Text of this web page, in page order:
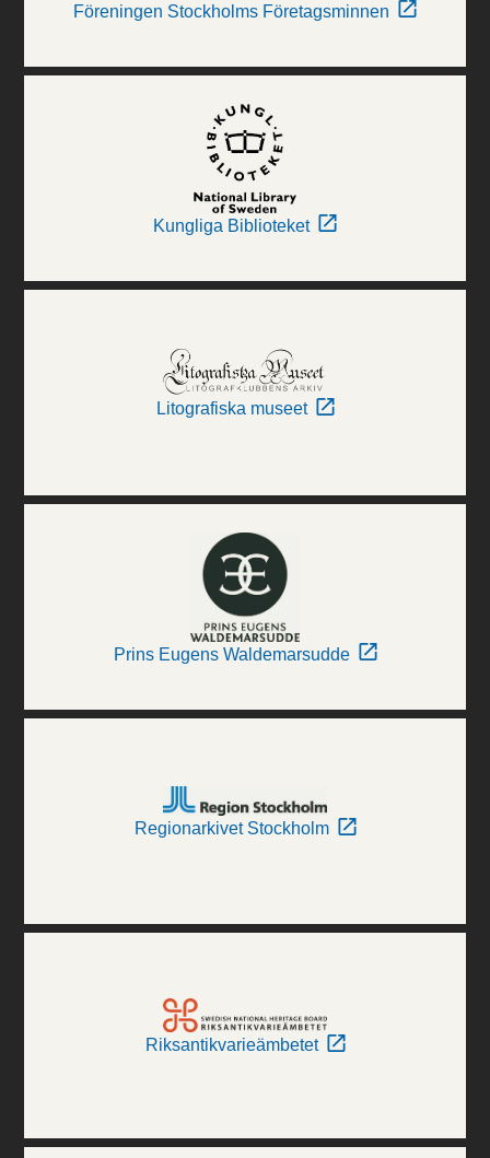
Föreningen Stockholms Företagsminnen
Kungliga Biblioteket
Litografiska museet
Prins Eugens Waldemarsudde
Regionarkivet Stockholm
Riksantikvarieämbetet